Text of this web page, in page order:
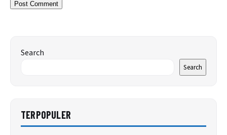
Search
Search
TERPOPULER